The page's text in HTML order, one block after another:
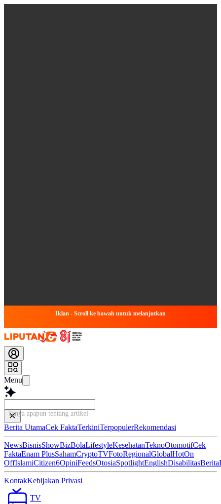
Iklan - Scroll ke bawah untuk melanjutkan
Menu
Tanya apapun tentang artikel ini..
Berita UtamaCek FaktaTerkiniTerpopulerRekomendasi
NewsBisnisShowBizBolaLifestyleKesehatanTeknoOtomotifCek
FaktaEnam PlusSahamCryptoTVFotoRegionalGlobalHotOn
OffIslamiCitizen6OpiniFeedsOtosiaSpotlightEnglishDisabilitasBerita
KontakKebijakan Privasi
TV